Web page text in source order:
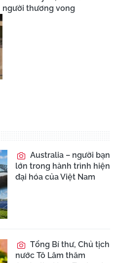
người thương vong
Australia – người bạn
lớn trong hành trình hiện
đại hóa của Việt Nam
Tổng Bí thư, Chủ tịch
nước Tô Lâm thăm